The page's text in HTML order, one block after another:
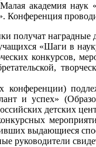
академия наук
Конференция
получат наградные
«Шаги в
конкурсов,
конференции)
и успех»
детских
выдающиеся
руководители